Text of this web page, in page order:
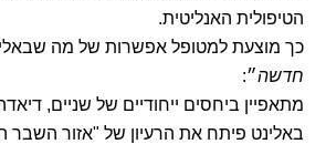
הטיפולית האנליטית.
כך מוצעת למטופל אפשרות של מה
חדשה״:
מתאפיין ביחסים ייחודיים של שניים,
באלינט פיתח את הרעיון של "אזור השבר